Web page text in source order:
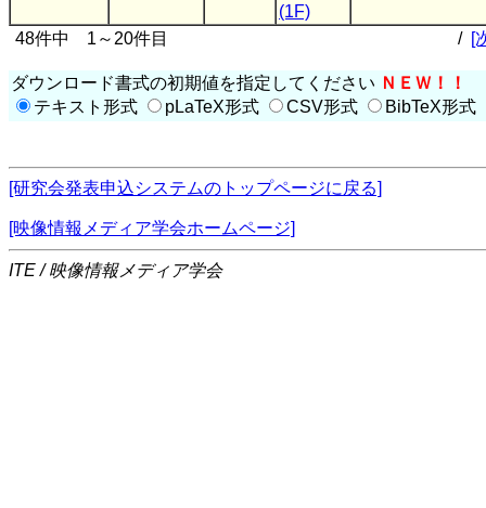
(1F)
48件中 1～20件目 / [
ダウンロード書式の初期値を指定してください ＮＥＷ！！
テキスト形式
pLaTeX形式 CSV形式 BibTeX形式
[研究会発表申込システムのトップページに戻る]
[映像情報メディア学会ホームページ]
ITE / 映像情報メディア学会